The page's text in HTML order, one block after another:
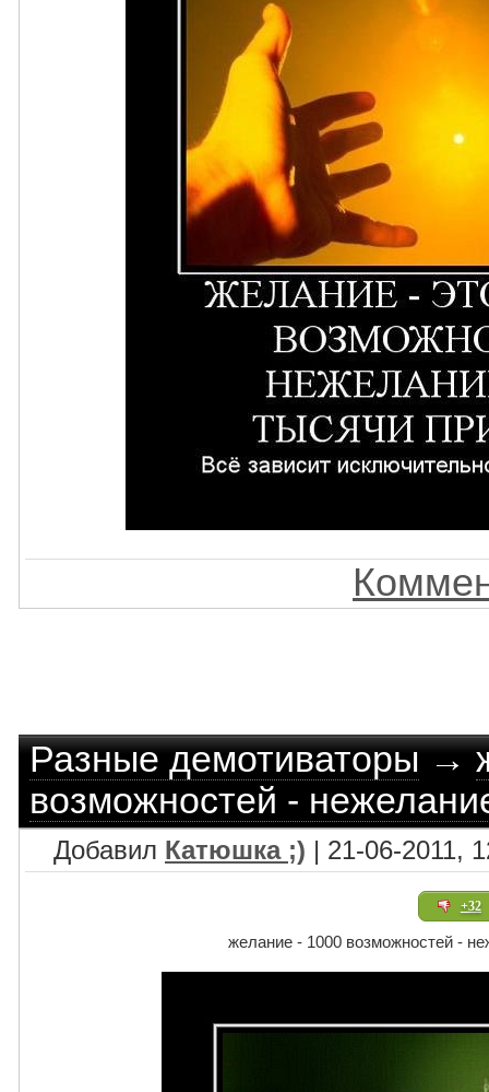
Разные демотиваторы→
возможностей -
Добавил Катюшка ;) | 21-06-2011,
+32
желание - 1000 возможностей -